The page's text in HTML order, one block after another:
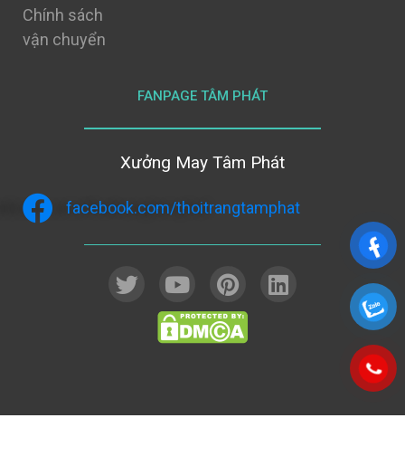
Chính sách
vận chuyển
FANPAGE TÂM PHÁT
Xưởng May Tâm Phát
facebook.com/thoitrangtamphat